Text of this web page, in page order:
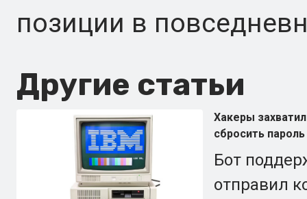
позиции в
Другие статьи
Хакеры
сбросить пароль
Бот
отправил